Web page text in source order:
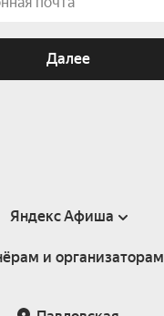
Далее
Яндекс Афиша
Справка
и организаторам